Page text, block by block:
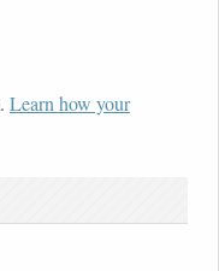
Learn how your